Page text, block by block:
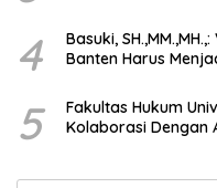
4
Basuki,
Banten Harus
5
Fakultas Hukum
Kolaborasi Dengan